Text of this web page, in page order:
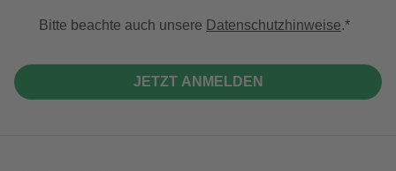
Bitte beachte auch unsere Datenschutzhinweise.
JETZT ANMELDEN